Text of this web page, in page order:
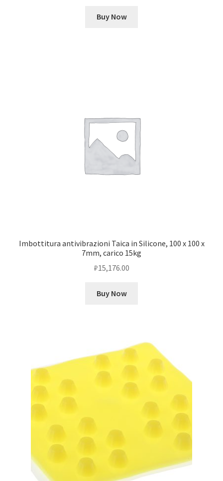
Buy Now
Imbottitura antivibrazioni Taica in Silicone, 100 x 100 x
7mm, carico 15kg
₽15,176.00
Buy Now